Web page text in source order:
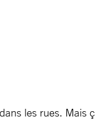
les rues. Mais